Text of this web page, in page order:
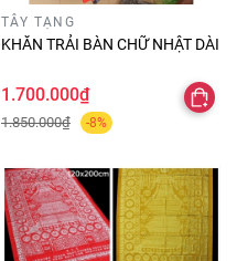
TÂY TẠNG
KHĂN TRẢI BÀN CHỮ NHẬT DÀI
1.700.000₫
1.850.000₫ -8%